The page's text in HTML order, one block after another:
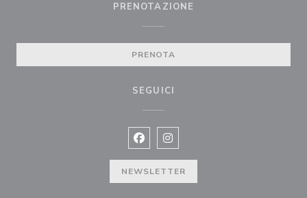
PRENOTAZIONE
PRENOTA
SEGUICI
Facebook ((apre una nuova
Instagram ((apre una nuova
NEWSLETTER